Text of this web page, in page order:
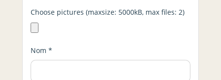
Choose pictures (maxsize: 5000kB, max files: 2)
Nom *